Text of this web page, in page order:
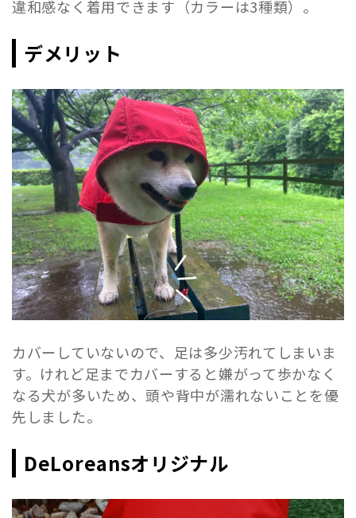
違和感なく着用できます（カラーは3種類）。
デメリット
カバーしていないので、足は多少汚れてしまいま
す。けれど足までカバーすると嫌がって歩かなく
なる犬が多いため、頭や背中が濡れないことを優
先しました。
DeLoreansオリジナル